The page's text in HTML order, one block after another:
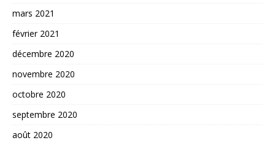
mars 2021
février 2021
décembre 2020
novembre 2020
octobre 2020
septembre 2020
août 2020